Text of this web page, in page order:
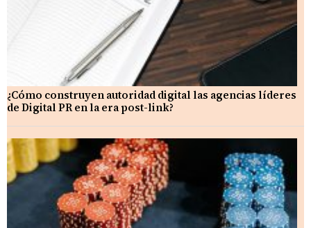
¿Cómo construyen autoridad digital las agencias líderes
de Digital PR en la era post-link?